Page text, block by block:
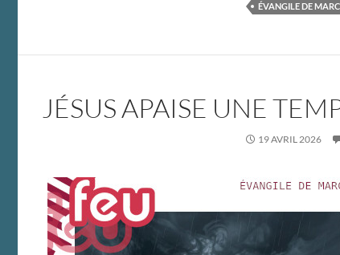
ÉVANGILE DE MARC
JÉSUS APAISE UNE
19 AVRIL 2026